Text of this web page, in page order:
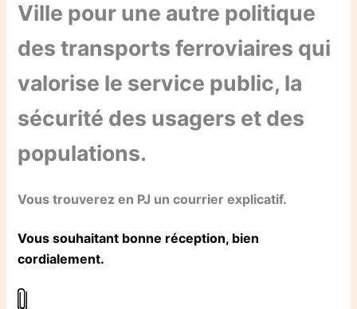
Ville pour une autre politique
des transports ferroviaires qui
valorise le service public, la
sécurité des usagers et des
populations.
Vous trouverez en PJ un courrier explicatif.
Vous souhaitant bonne réception, bien
cordialement.